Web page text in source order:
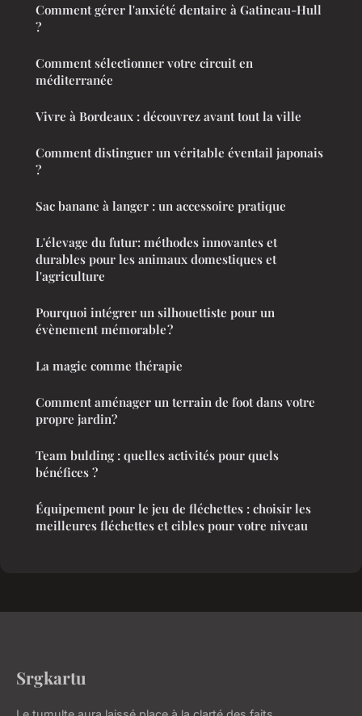
Comment gérer l'anxiété dentaire à Gatineau-Hull
?
Comment sélectionner votre circuit en
méditerranée
Vivre à Bordeaux : découvrez avant tout la ville
Comment distinguer un véritable éventail japonais
?
Sac banane à langer : un accessoire pratique
L'élevage du futur: méthodes innovantes et
durables pour les animaux domestiques et
l'agriculture
Pourquoi intégrer un silhouettiste pour un
évènement mémorable ?
La magie comme thérapie
Comment aménager un terrain de foot dans votre
propre jardin?
Team bulding : quelles activités pour quels
bénéfices ?
Équipement pour le jeu de fléchettes : choisir les
meilleures fléchettes et cibles pour votre niveau
Srgkartu